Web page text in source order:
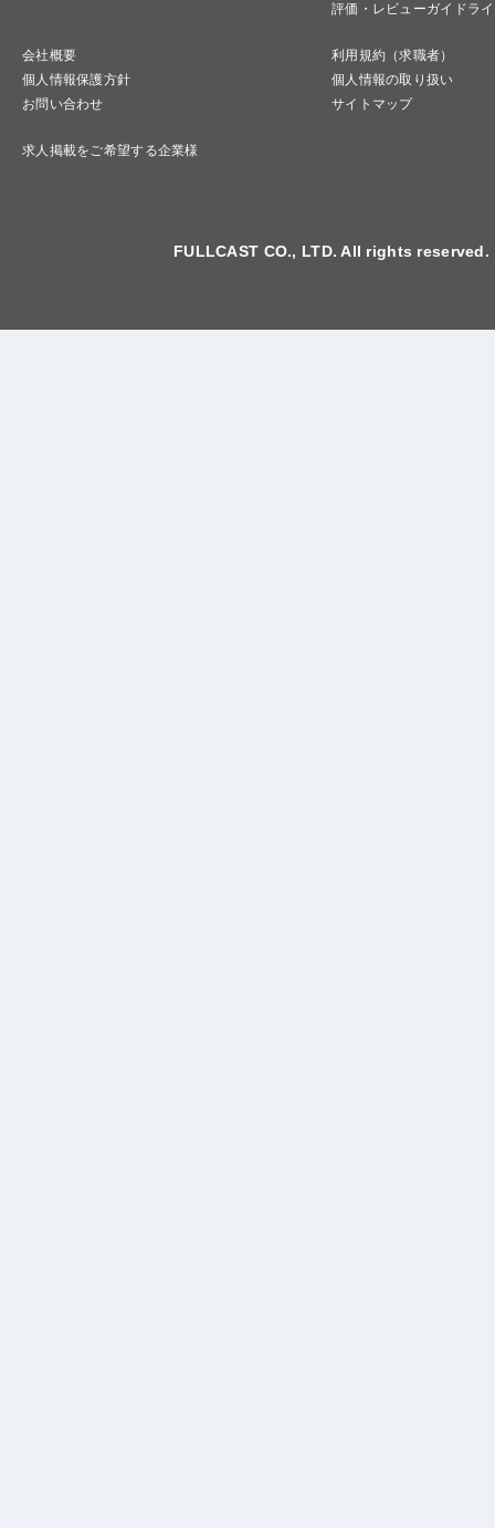
評価・レビューガイドラ
会社概要
利用規約（求職者）
個人情報保護方針
個人情報の取り扱い
お問い合わせ
サイトマップ
求人掲載をご希望する企業様
FULLCAST CO., LTD. All rights reserved.